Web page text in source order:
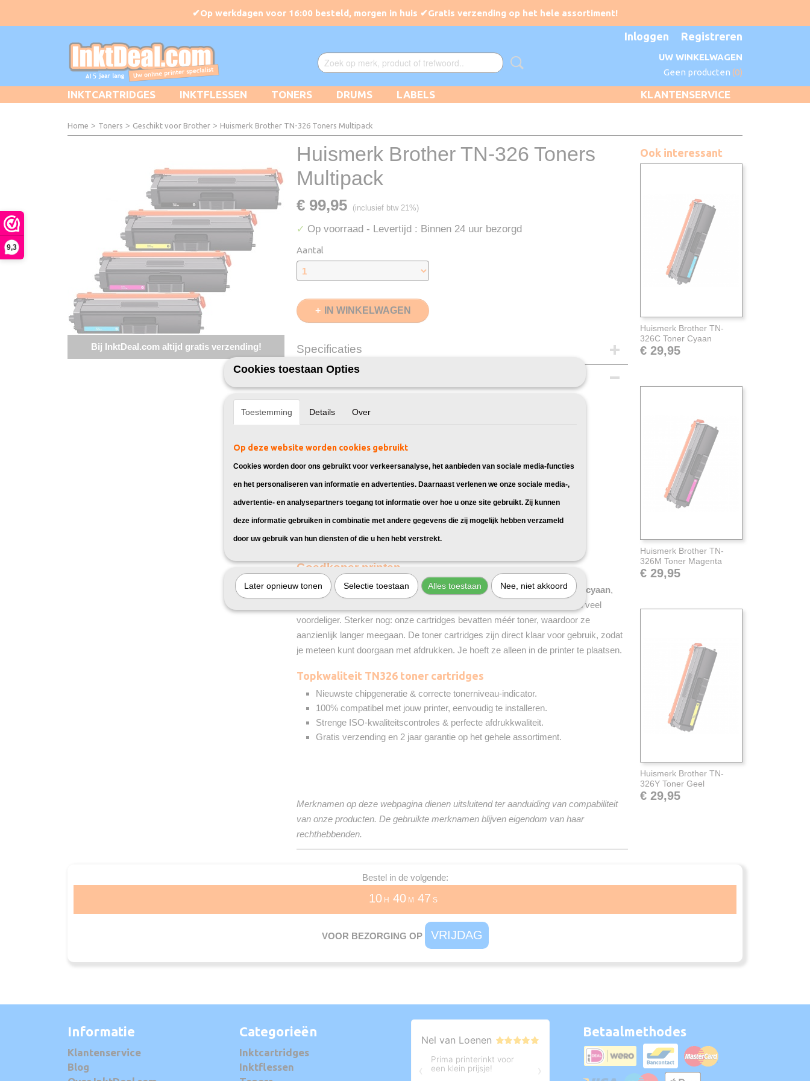
9,3
Inloggen Registreren
UW WINKELWAGEN
Geen producten (0)
KLANTENSERVICE
INKTCARTRIDGES INKTFLESSEN TONERS DRUMS LABELS
Home > Toners > Geschikt voor Brother > Huismerk Brother TN-326 Toners Multipack
Bij InktDeal.com altijd gratis verzending!
Huismerk Brother TN-326 Toners
Multipack
€ 99,95 (inclusief btw 21%)
✓ Op voorraad - Levertijd : Binnen 24 uur bezorgd
Aantal
IN WINKELWAGEN
Specificaties
EAN code
Magenta
Verzendmethode
Recyclebaar
❌
Omschrijving
Huismerk toners TN-326 Multipack, geschikt voor:
Brother DCP-L8450CDW
Brother HL-L8250CDN
Brother HL-L8350CDWT
Brother MFC-L8650CDW
Brother MFC-L8850CDW
Goedkoper printen
De cartridges van onze huismerkvariant voorTN326in de kleurenzwart cyaan,
zijn minstens zo goed als de originele toners, maar dan veel
voordeliger. Sterker nog: onze cartridges bevatten méér toner, waardoor ze
aanzienlijk langer meegaan. De toner cartridges zijn direct klaar voor gebruik, zodat
je meteen kunt doorgaan met afdrukken. Je hoeft ze alleen in de printer te plaatsen.
Topkwaliteit TN326 toner cartridges
Nieuwste chipgeneratie & correcte tonerniveau-indicator.
100% compatibel met jouw printer, eenvoudig te installeren.
Strenge ISO-kwaliteitscontroles & perfecte afdrukkwaliteit.
Gratis verzending en 2 jaar garantie op het gehele assortiment.
Merknamen op deze webpagina dienen uitsluitend ter aanduiding van compabiliteit
van onze producten. De gebruikte merknamen blijven eigendom van haar
rechthebbenden.
Ook interessant
Huismerk Brother TN-
326C Toner Cyaan
€ 29,95
Huismerk Brother TN-
326M Toner Magenta
€ 29,95
Huismerk Brother TN-
326Y Toner Geel
€ 29,95
Bestel in de volgende:
10 H 40 M 47 S
VOOR BEZORGING OP VRIJDAG
Informatie
Klantenservice
Blog
Categorieën
Inktcartridges
Inktflessen
Betaalmethodes
Cookies toestaan Opties
Toestemming Details Over
Op deze website worden cookies gebruikt
Cookies worden door ons gebruikt voor verkeersanalyse, het aanbieden van sociale media-functies
en het personaliseren van informatie en advertenties. Daarnaast verlenen we onze sociale media-,
advertentie- en analysepartners toegang tot informatie over hoe u onze site gebruikt. Zij kunnen
deze informatie gebruiken in combinatie met andere gegevens die zij mogelijk hebben verzameld
door uw gebruik van hun diensten of die u hen hebt verstrekt.
Later opnieuw tonen Selectie toestaan Alles toestaan Nee, niet akkoord